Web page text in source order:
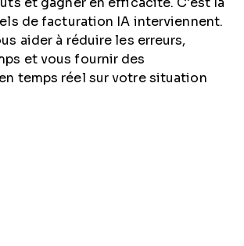
et gagner en efficacité. C'est là
de facturation IA interviennent.
aider à réduire les erreurs,
et vous fournir des
temps réel sur votre situation